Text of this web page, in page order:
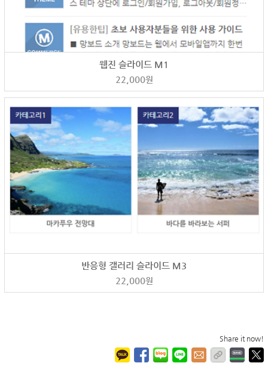
웹진 슬라이드 M1
22,000원
반응형 갤러리 슬라이드 M3
22,000원
Share it now!